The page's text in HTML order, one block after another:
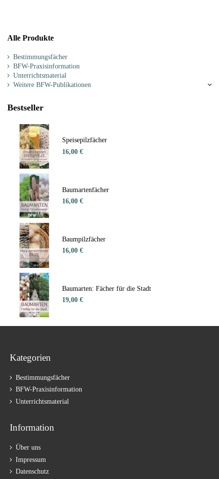
Alle Produkte
Bestimmungsfächer
BFW-Praxisinformation
Unterrichtsmaterial
Weitere BFW-Publikationen
Bestseller
Speisepilzfächer
16,00 €
Baumartenfächer
16,00 €
Baumpilzfächer
16,00 €
Baumarten: Fächer für die Stadt
19,00 €
Kategorien
Bestimmungsfächer
BFW-Praxisinformation
Unterrichtsmaterial
Information
Über uns
Impressum
Datenschutz